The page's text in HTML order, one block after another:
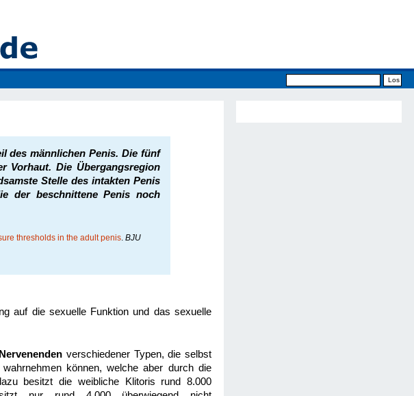
des männlichen Penis. Die fünf
Vorhaut. Die Übergangsregion
Stelle des intakten Penis
der beschnittene Penis noch
thresholds in the adult penis.BJU
auf die sexuelle Funktion und das sexuelle
verschiedener Typen, die selbst
können, welche aber durch die
besitzt die weibliche Klitoris rund 8.000